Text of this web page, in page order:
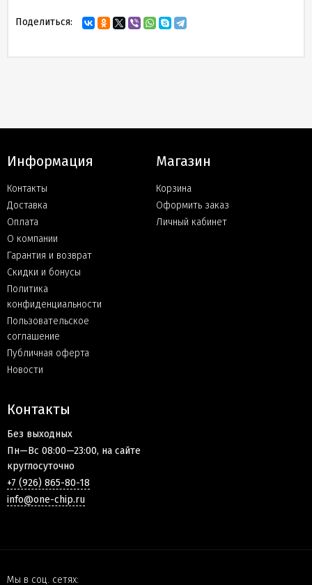
Поделиться:
Информация
Контакты
Доставка
Оплата
О компании
Гарантия и возврат
Скидки и бонусы
Политика
конфиденциальности
Пользовательское
соглашение
Публичная оферта
Новости
Магазин
Корзина
Оформить заказ
Личный кабинет
Контакты
Без выходных
Пн—Вс 08:00—23:00, на сайте
круглосуточно
+7 (926) 865-80-18
info@one-chip.ru
Мы в соц. сетях